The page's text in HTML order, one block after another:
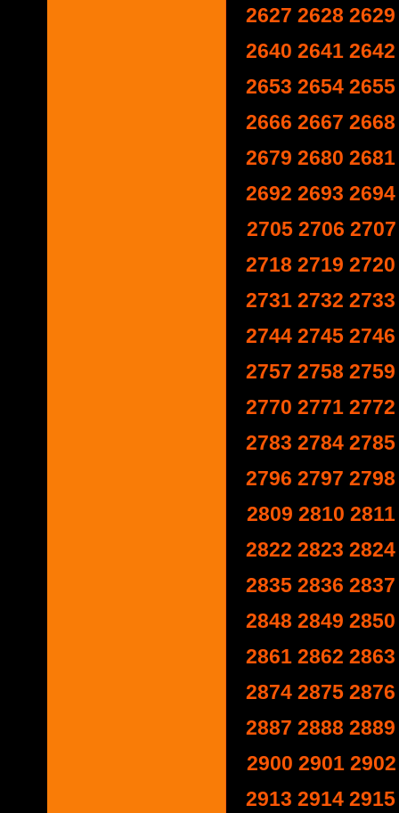
2627 2628 2629
2640 2641 2642
2653 2654 2655
2666 2667 2668
2679 2680 2681
2692 2693 2694
2705 2706 2707
2718 2719 2720
2731 2732 2733
2744 2745 2746
2757 2758 2759
2770 2771 2772
2783 2784 2785
2796 2797 2798
2809 2810 2811
2822 2823 2824
2835 2836 2837
2848 2849 2850
2861 2862 2863
2874 2875 2876
2887 2888 2889
2900 2901 2902
2913 2914 2915